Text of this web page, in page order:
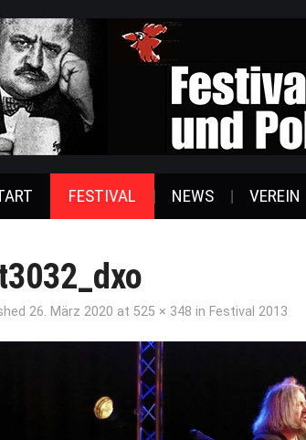
FESTIVAL NEWS VEREIN
26. März 2020 at 525 × 348 in Festival 2013